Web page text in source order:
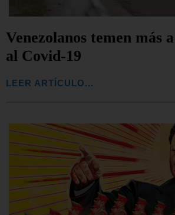
Venezolanos temen más
al Covid-19
LEER ARTÍCULO...